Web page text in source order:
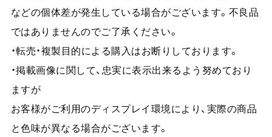
などの個体差が発生している場合がございます。不良品
ではありませんのでご了承ください。
・転売・複製目的による購入はお断りしております。
・掲載画像に関して、忠実に表示出来るよう努めており
ますが
お客様がご利用のディスプレイ環境により、実際の商品
と色味が異なる場合がございます。